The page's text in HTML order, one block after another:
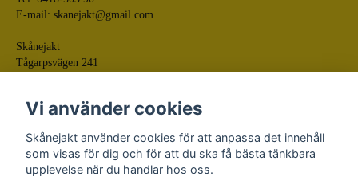
E-mail: skanejakt@gmail.com
Skånejakt
Tågarpsvägen 241
Vi använder cookies
Skånejakt använder cookies för att anpassa det innehåll
som visas för dig och för att du ska få bästa tänkbara
upplevelse när du handlar hos oss.